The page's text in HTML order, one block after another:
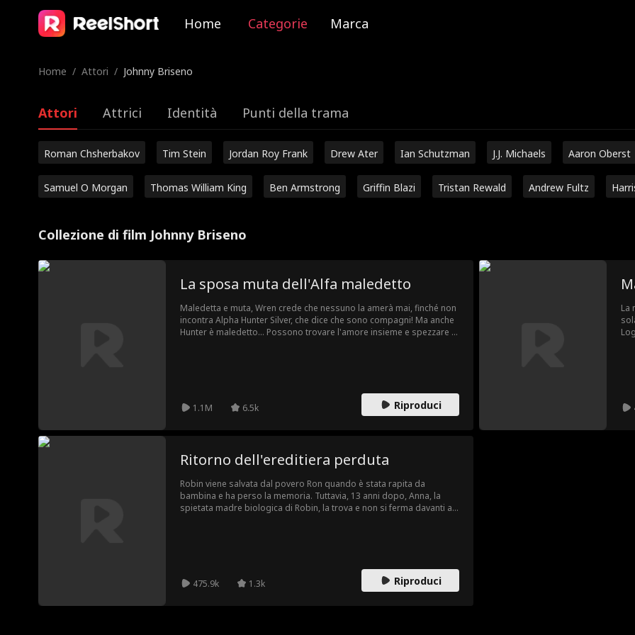
Home Categorie Marca
Home / Attori / Johnny Briseno
Attori Attrici Identità Punti della trama
Roman Chsherbakov Tim Stein Jordan Roy Frank Drew Ater Ian Schutzman J.J. Michaels Aaron Oberst
Samuel O Morgan Thomas William King Ben Armstrong Griffin Blazi Tristan Rewald Andrew Fultz
Collezione di film Johnny Briseno
La sposa muta dell'Alfa maledetto
Maledetta e muta, Wren crede che nessuno la amerà mai, finché non
incontra Alpha Hunter Silver, che dice che sono compagni! Ma anche
Hunter è maledetto... Possono trovare l'amore insieme e spezzare le
1.1M 6.5k Riproduci
La
di
Ritorno dell'ereditiera perduta
Robin viene salvata dal povero Ron quando è stata rapita da
bambina e ha perso la memoria. Tuttavia, 13 anni dopo, Anna, la
spietata madre biologica di Robin, la trova e non si ferma davanti a
475.9k 1.3k Riproduci